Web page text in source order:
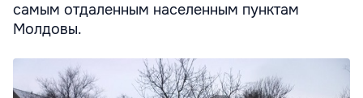
самым отдаленным населенным пунктам
Молдовы.